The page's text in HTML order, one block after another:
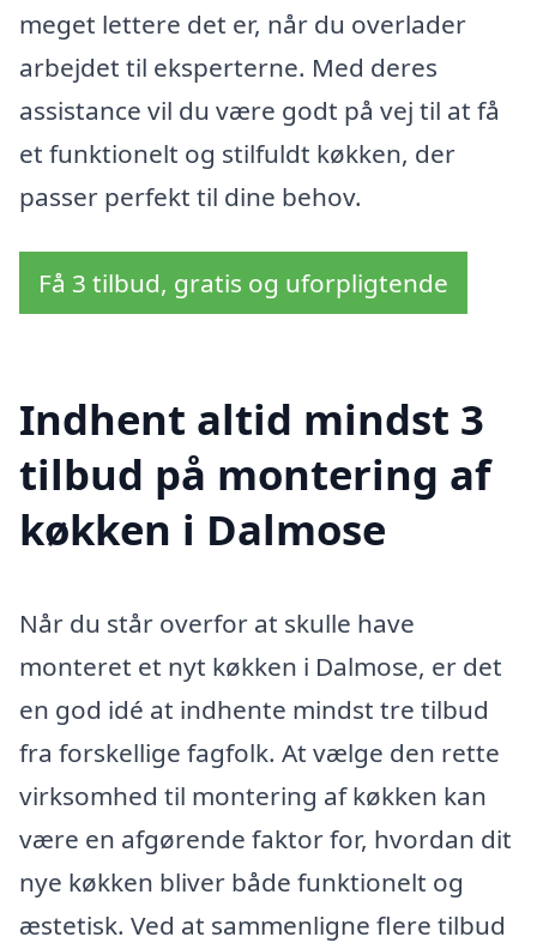
meget lettere det er, når du overlader
arbejdet til eksperterne. Med deres
assistance vil du være godt på vej til at få
et funktionelt og stilfuldt køkken, der
passer perfekt til dine behov.
Få 3 tilbud, gratis og uforpligtende
Indhent altid mindst 3
tilbud på montering af
køkken i Dalmose
Når du står overfor at skulle have
monteret et nyt køkken i Dalmose, er det
en god idé at indhente mindst tre tilbud
fra forskellige fagfolk. At vælge den rette
virksomhed til montering af køkken kan
være en afgørende faktor for, hvordan dit
nye køkken bliver både funktionelt og
æstetisk. Ved at sammenligne flere tilbud